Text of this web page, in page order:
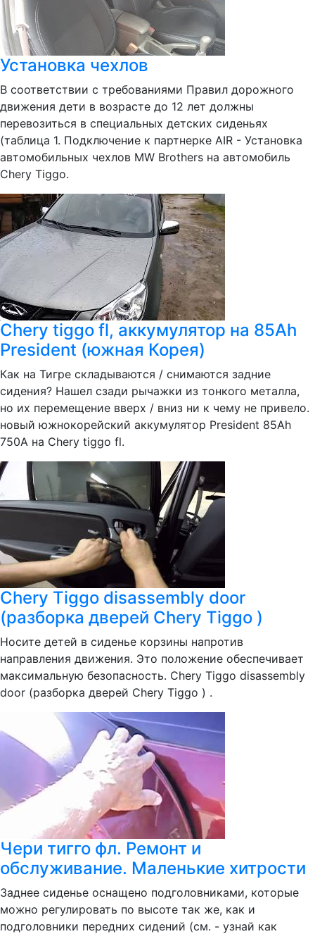
Установка чехлов
В соответствии с требованиями Правил дорожного
движения дети в возрасте до 12 лет должны
перевозиться в специальных детских сиденьях
(таблица 1. Подключение к партнерке AIR - Установка
автомобильных чехлов MW Brothers на автомобиль
Chery Tiggo.
Chery tiggo fl, аккумулятор на 85Ah
President (южная Корея)
Как на Тигре складываются / снимаются задние
сидения? Нашел сзади рычажки из тонкого металла,
но их перемещение вверх / вниз ни к чему не привело.
новый южнокорейский аккумулятор President 85Ah
750A на Chery tiggo fl.
Chery Tiggo disassembly door
(разборка дверей Chery Tiggo )
Носите детей в сиденье корзины напротив
направления движения. Это положение обеспечивает
максимальную безопасность. Chery Tiggo disassembly
door (разборка дверей Chery Tiggo ) .
Чери тигго фл. Ремонт и
обслуживание. Маленькие хитрости
Заднее сиденье оснащено подголовниками, которые
можно регулировать по высоте так же, как и
подголовники передних сидений (см. - узнай как